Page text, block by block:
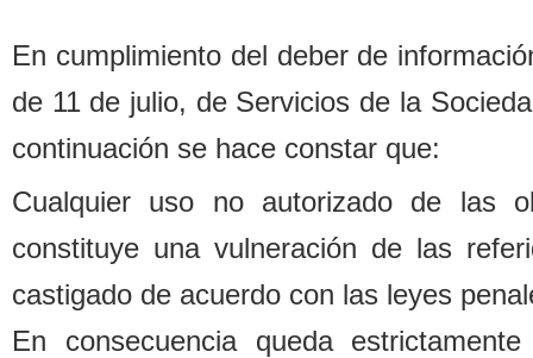
En cumplimiento del deber de
de 11 de julio, de Servicios de la
continuación se hace constar que:
Cualquier uso no autorizado de las o
constituye una vulneración de las
castigado de acuerdo con las leyes
En consecuencia queda